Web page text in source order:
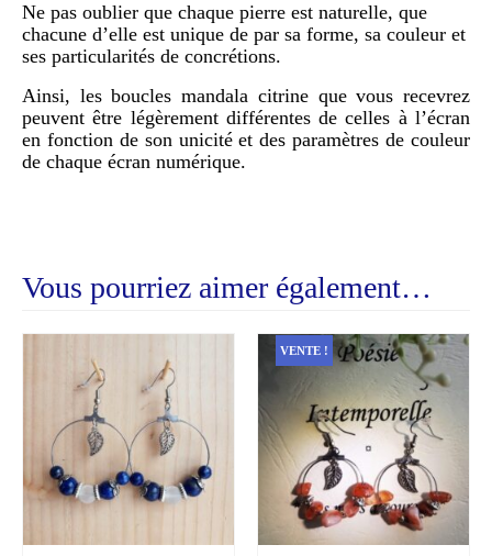
Ne pas oublier que chaque pierre est naturelle, que
chacune d’elle est unique de par sa forme, sa couleur et
ses particularités de concrétions.
Ainsi, les boucles mandala citrine que vous recevrez
peuvent être légèrement différentes de celles à l’écran
en fonction de son unicité et des paramètres de couleur
de chaque écran numérique.
Vous pourriez aimer également…
VENTE !